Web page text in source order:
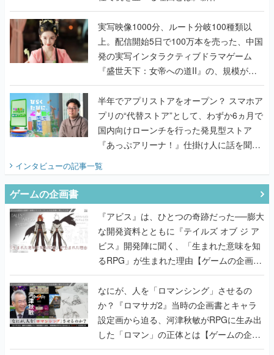
『TATSUJIN EXTREME』で初タッグを組
んだレジェンド2人に訊く開発秘話
実写映像1000分、ルート分岐100種類以
上。配信開始5日で100万本を売った、中国
発の実写インタラクティブドラマゲーム
『盛世天下：女帝への道II』の、規模が違
うこだわりをプロデューサーに聞いた
半年でアプリストアをオープン？ スマホア
プリの“代替ストア”として、わずか6ヵ月で
国内向けローンチを行った発見型ストア
『あっぷアリーナ！』仕掛け人に話を聞い
インタビューの記事一覧
ゲームの企画書
『アビス』は、ひとつの奇跡だった──膨大
な開発資料とともに『テイルズ オブ ジ ア
ビス』開発陣に聞く、「生まれた意味を知
るRPG」が生まれた理由【ゲームの企画
書】
なにが、人を「ロマンシング」させるの
か？『ロマサガ2』当時の企画書とキャラ
設定画から迫る、河津秋敏がRPGに生み出
した「ロマン」の正体とは【ゲームの企画
書】